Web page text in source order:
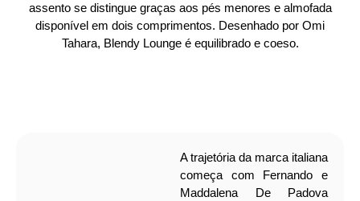
assento se distingue graças aos pés menores e almofada
disponível em dois comprimentos. Desenhado por Omi
Tahara, Blendy Lounge é equilibrado e coeso.
A trajetória da marca italiana
começa com Fernando e
Maddalena De Padova